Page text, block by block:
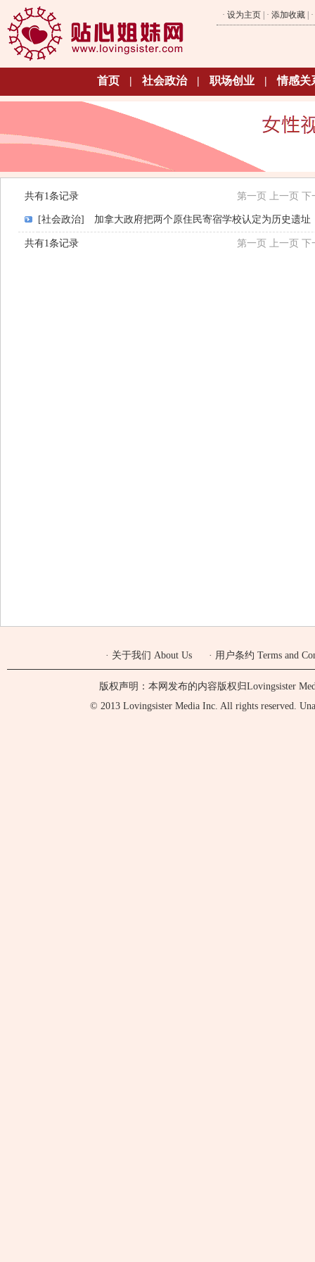
· 设为主页 | · 添加收藏 | ·
首页 | 社会政治 | 职场创业 | 情感关
共有1条记录 第一页 上一页 下
[社会政治] 加拿大政府把两个原住民寄宿学校认定为历史遗址
共有1条记录 第一页 上一页 下
· 关于我们 About Us · 用户条约 Terms and
版权声明：本网发布的内容版权归Lovingsister
© 2013 Lovingsister Media Inc. All rights reserved.